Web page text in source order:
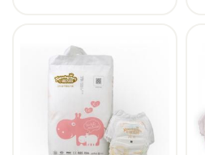
lactantes.